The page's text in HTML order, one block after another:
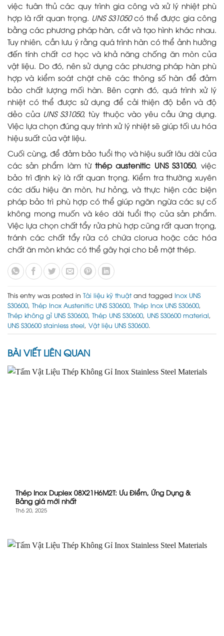
việc tuân thủ các quy trình gia công và xử lý nhiệt phù
hợp là rất quan trọng. UNS S31050có thể được gia công
bằng các phương pháp hàn, cắt và tạo hình khác nhau.
Tuy nhiên, cần lưu ý rằng quá trình hàn có thể ảnh hưởng
đến tính chất cơ học và khả năng chống ăn mòn của
vật liệu. Do đó, nên sử dụng các phương pháp hàn phù
hợp và kiểm soát chặt chẽ các thông số hàn để đảm
bảo chất lượng mối hàn. Bên cạnh đó, quá trình xử lý
nhiệt có thể được sử dụng để cải thiện độ bền và độ
dẻo của UNS S31050, tùy thuộc vào yêu cầu ứng dụng.
Việc lựa chọn đúng quy trình xử lý nhiệt sẽ giúp tối ưu hóa
hiệu suất của vật liệu.
Cuối cùng, để đảm bảo tuổi thọ và hiệu suất lâu dài của
các sản phẩm làm từthép austenitic UNS S31050, việc
bảo trì định kỳ là rất quan trọng. Kiểm tra thường xuyên
các dấu hiệu ăn mòn, hư hỏng, và thực hiện các biện
pháp bảo trì phù hợp có thể giúp ngăn ngừa các sự cố
không mong muốn và kéo dài tuổi thọ của sản phẩm.
Việc lựa chọn chất tẩy rửa phù hợp cũng rất quan trọng,
tránh các chất tẩy rửa có chứa clorua hoặc các hóa
chất ăn mòn khác có thể gây hại cho bề mặt thép.
This entry was posted in Tài liệu kỹ thuậtand tagged Inox UNS
S30600, Thép Inox Austenitic UNS S30600, Thép Inox UNS S30600,
Thép không gỉ UNS S30600, Thép UNS S30600, UNS S30600 material,
UNS S30600 stainless steel, Vật liệu UNS S30600.
BÀI VIẾT LIÊN QUAN
Thép Inox Duplex 08X21H6M2T: Ưu Điểm, Ứng Dụng &
Bảng giá mới nhất
Th6 20, 2025